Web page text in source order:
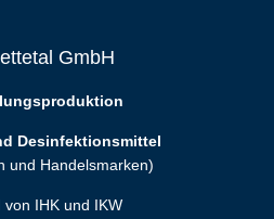
GmbH
Desinfektionsmittel
und Handelsmarken)
von IHK und IKW